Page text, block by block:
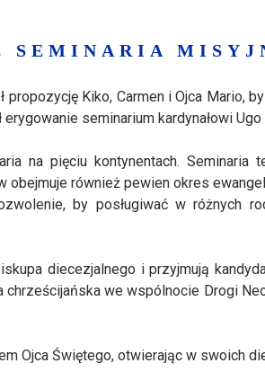
SEMINARIA
propozycję Kiko, Carmen i Ojca
seminarium kardynałowi
na pięciu kontynentach.
również pewien okres
by posługiwać w różnych
diecezjalnego i przyjmują
chrześcijańska we wspólnocie Drogi
Ojca Świętego, otwierając w swoich